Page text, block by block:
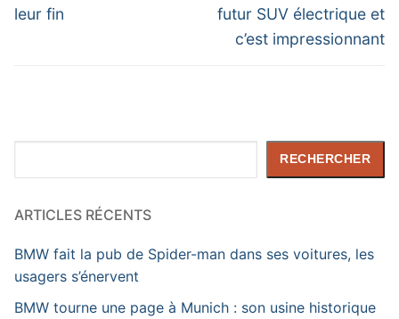
leur fin
futur SUV électrique et
c’est impressionnant
RECHERCHER
ARTICLES RÉCENTS
BMW fait la pub de Spider-man dans ses voitures, les
usagers s’énervent
BMW tourne une page à Munich : son usine historique